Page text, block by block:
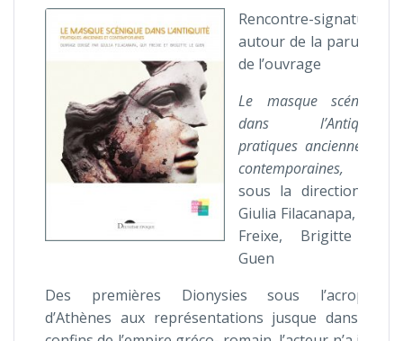
Rencontre-signature
autour de la parution
de l’ouvrage
Le masque scénique
dans l’Antiquité,
pratiques anciennes et
contemporaines,
sous la direction de
Giulia Filacanapa, Guy
Freixe, Brigitte Le
Guen
Des premières Dionysies sous l’acropole
d’Athènes aux représentations jusque dans les